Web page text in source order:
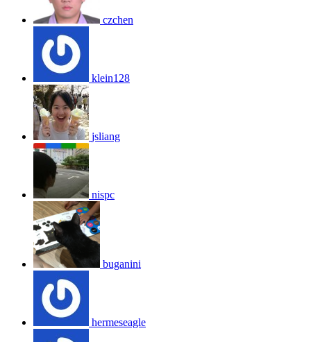
czchen
klein128
jsliang
nispc
buganini
hermeseagle